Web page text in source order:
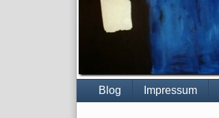
Blog Impressum